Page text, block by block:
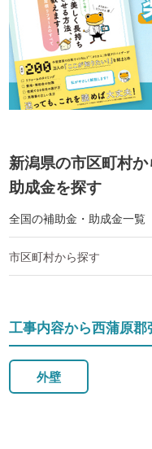
新潟県の市区町村
助成金を探す
全国の補助金・助成金一覧
市区町村から探す
工事内容から西蒲原
外壁